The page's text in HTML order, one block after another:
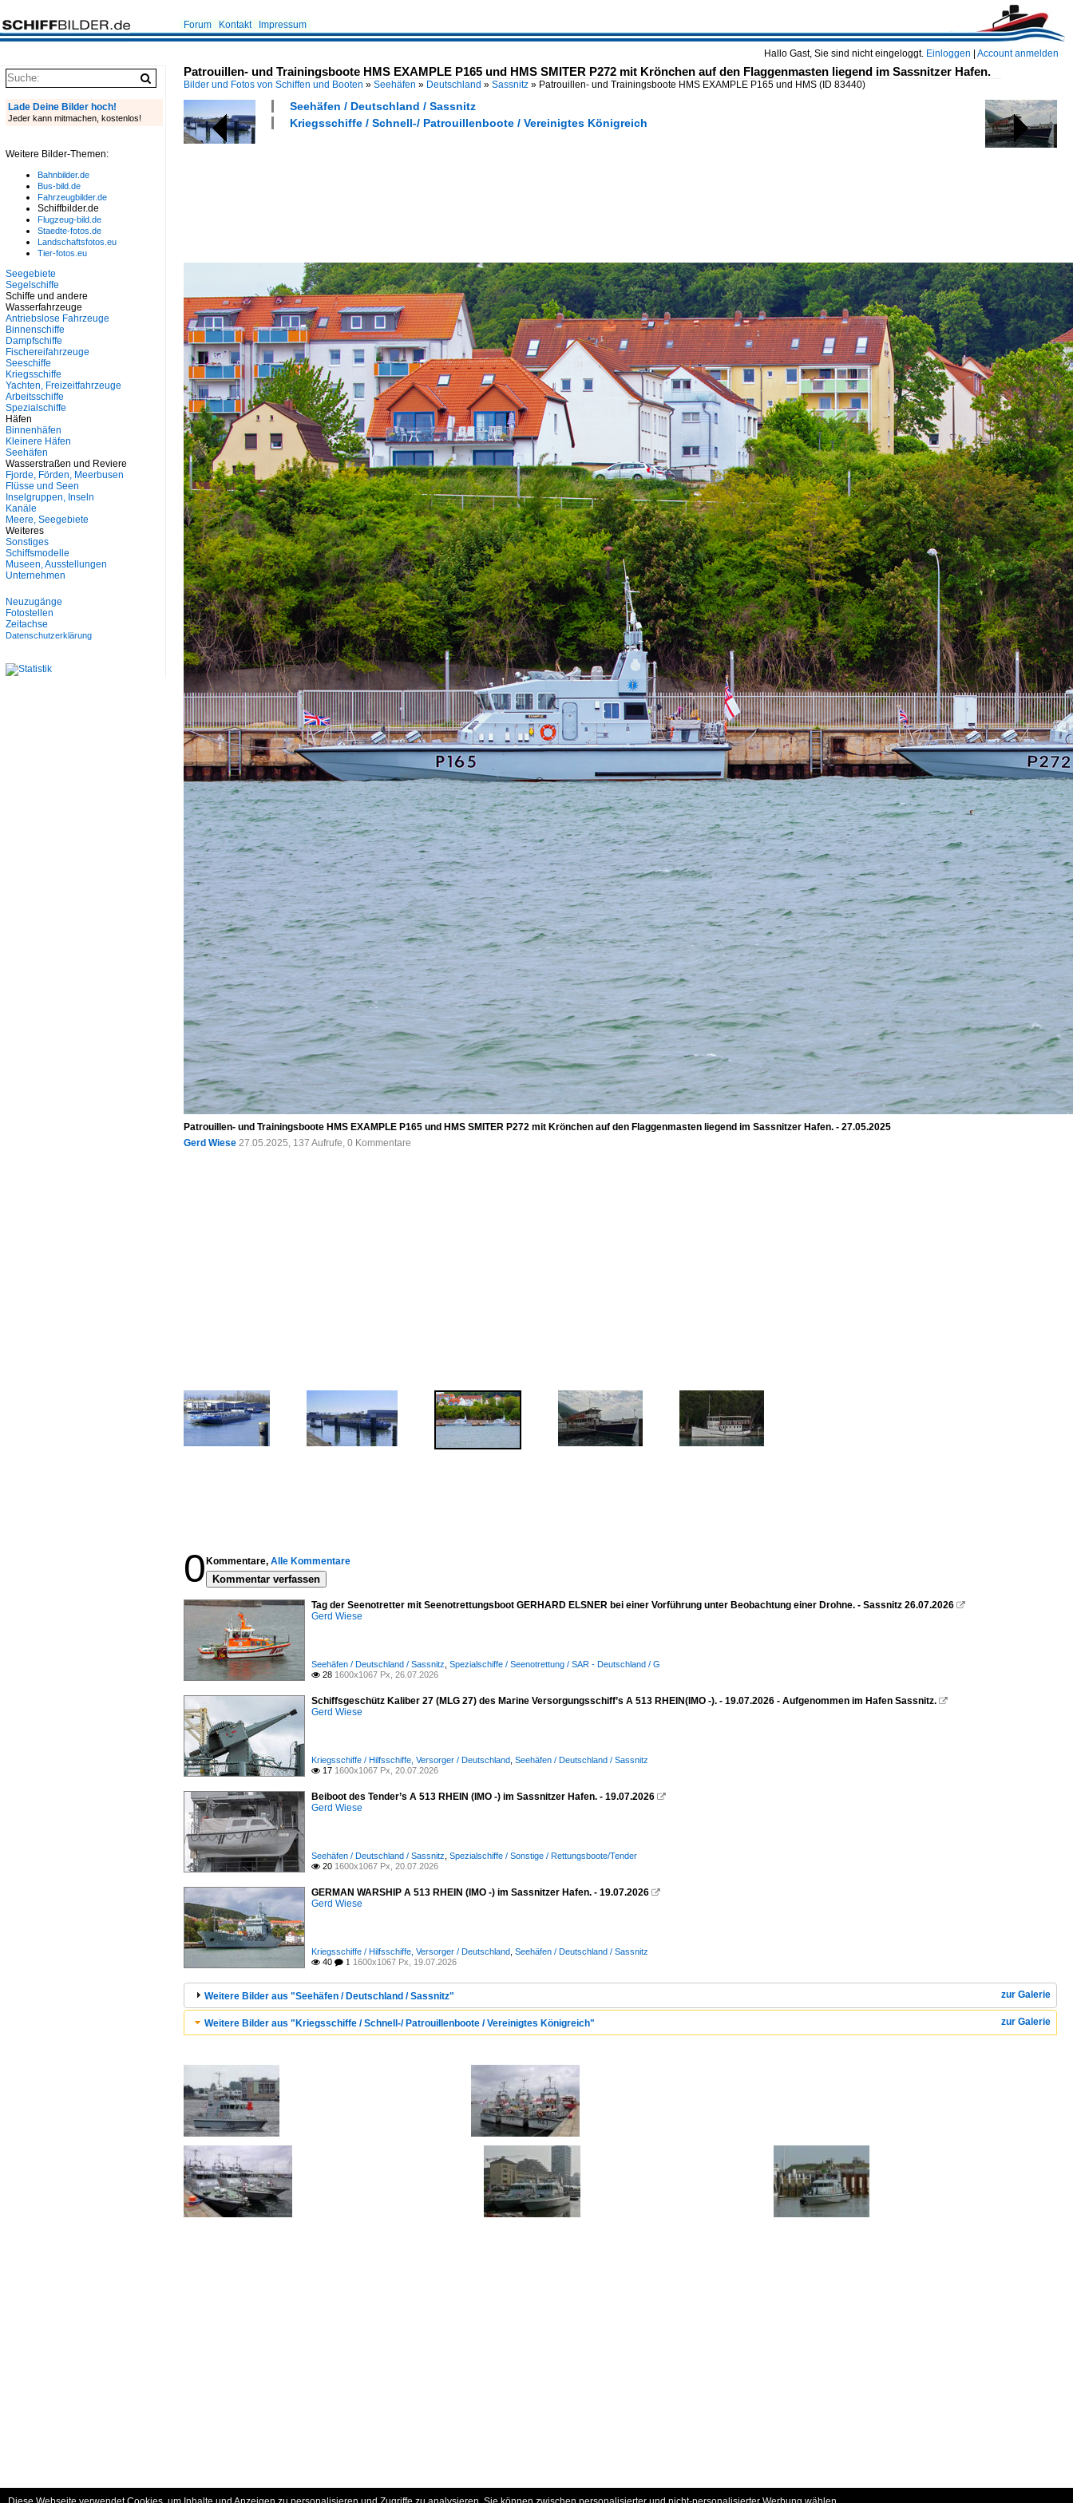
Hallo Gast, Sie sind nicht eingeloggt. Einloggen Account anmelden
Forum Kontakt Impressum
Patrouillen- und Trainingsboote HMS EXAMPLE P165 und HMS SMITER P272 mit Krönchen auf den Flaggenmasten liegend im Sassnitzer Hafen.
Bilder und Fotos von Schiffen und Booten » Seehäfen » Deutschland » Sassnitz » Patrouillen- und Trainingsboote HMS EXAMPLE P165 und HMS (ID 83440)
Seehäfen / Deutschland / Sassnitz
Kriegsschiffe / Schnell-/ Patrouillenboote / Vereinigtes Königreich
Patrouillen- und Trainingsboote HMS EXAMPLE P165 und HMS SMITER P272 mit Krönchen auf den Flaggenmasten liegend im Sassnitzer Hafen. - 27.05.2025
Gerd Wiese 27.05.2025, 137 Aufrufe, 0 Kommentare
0 Kommentare, Alle Kommentare
Kommentar verfassen
Tag der Seenotretter mit Seenotrettungsboot GERHARD ELSNER bei einer Vorführung unter Beobachtung einer Drohne. - Sassnitz 26.07.2026 
Gerd Wiese
Seehäfen / Deutschland / Sassnitz Spezialschiffe / Seenotrettung / SAR - Deutschland / G
 28 1600x1067 Px, 26.07.2026
Schiffsgeschütz Kaliber 27 (MLG 27) des Marine Versorgungsschiff’s A 513 RHEIN(IMO -). - 19.07.2026 - Aufgenommen im Hafen Sassnitz. 
Gerd Wiese
Kriegsschiffe / Hilfsschiffe, Versorger / Deutschland Seehäfen / Deutschland / Sassnitz
 17 1600x1067 Px, 20.07.2026
Beiboot des Tender’s A 513 RHEIN (IMO -) im Sassnitzer Hafen. - 19.07.2026 
Gerd Wiese
Seehäfen / Deutschland / Sassnitz Spezialschiffe / Sonstige / Rettungsboote/Tender
 20 1600x1067 Px, 20.07.2026
GERMAN WARSHIP A 513 RHEIN (IMO -) im Sassnitzer Hafen. - 19.07.2026 
Gerd Wiese
Kriegsschiffe / Hilfsschiffe, Versorger / Deutschland Seehäfen / Deutschland / Sassnitz
 40  1 1600x1067 Px, 19.07.2026
zur Galerie
Weitere Bilder aus "Seehäfen / Deutschland / Sassnitz"
zur Galerie
Weitere Bilder aus "Kriegsschiffe / Schnell-/ Patrouillenboote / Vereinigtes Königreich"
Lade Deine Bilder hoch!
Jeder kann mitmachen, kostenlos!
Weitere Bilder-Themen:
Bahnbilder.de
Bus-bild.de
Fahrzeugbilder.de
Schiffbilder.de
Flugzeug-bild.de
Staedte-fotos.de
Landschaftsfotos.eu
Tier-fotos.eu
Seegebiete
Segelschiffe
Schiffe und andere
Wasserfahrzeuge
Antriebslose Fahrzeuge
Binnenschiffe
Dampfschiffe
Fischereifahrzeuge
Seeschiffe
Kriegsschiffe
Yachten, Freizeitfahrzeuge
Arbeitsschiffe
Spezialschiffe
Häfen
Binnenhäfen
Kleinere Häfen
Seehäfen
Wasserstraßen und Reviere
Fjorde, Förden, Meerbusen
Flüsse und Seen
Inselgruppen, Inseln
Kanäle
Meere, Seegebiete
Weiteres
Sonstiges
Schiffsmodelle
Museen, Ausstellungen
Unternehmen
Neuzugänge
Fotostellen
Zeitachse
Datenschutzerklärung